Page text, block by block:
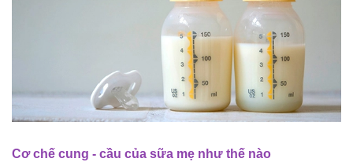
Cơ chế cung - cầu của sữa mẹ như thế nào